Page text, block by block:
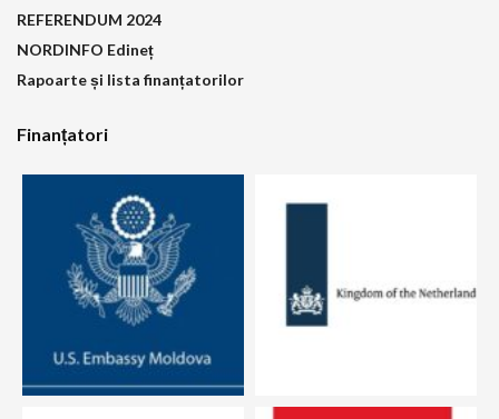
REFERENDUM 2024
NORDINFO Edineț
Rapoarte și lista finanțatorilor
Finanțatori